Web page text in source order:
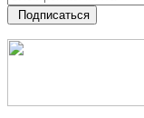
Подписаться